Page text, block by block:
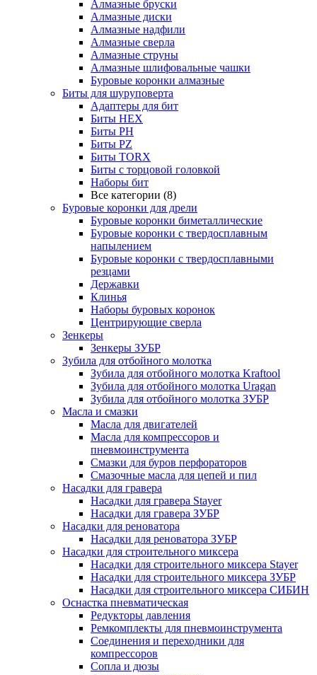
Алмазные бруски
Алмазные диски
Алмазные надфили
Алмазные сверла
Алмазные струны
Алмазные шлифовальные чашки
Буровые коронки алмазные
Биты для шуруповерта
Адаптеры для бит
Биты HEX
Биты PH
Биты PZ
Биты TORX
Биты с торцовой головкой
Наборы бит
Все категории (8)
Буровые коронки для дрели
Буровые коронки биметаллические
Буровые коронки с твердосплавным
напылением
Буровые коронки с твердосплавными
резцами
Державки
Клинья
Наборы буровых коронок
Центрирующие сверла
Зенкеры
Зенкеры ЗУБР
Зубила для отбойного молотка
Зубила для отбойного молотка Kraftool
Зубила для отбойного молотка Uragan
Зубила для отбойного молотка ЗУБР
Масла и смазки
Масла для двигателей
Масла для компрессоров и
пневмоинструмента
Смазки для буров перфораторов
Смазочные масла для цепей и пил
Насадки для гравера
Насадки для гравера Stayer
Насадки для гравера ЗУБР
Насадки для реноватора
Насадки для реноватора ЗУБР
Насадки для строительного миксера
Насадки для строительного миксера Stayer
Насадки для строительного миксера ЗУБР
Насадки для строительного миксера СИБИН
Оснастка пневматическая
Редукторы давления
Ремкомплекты для пневмоинструмента
Соединения и переходники для
компрессоров
Сопла и дюзы